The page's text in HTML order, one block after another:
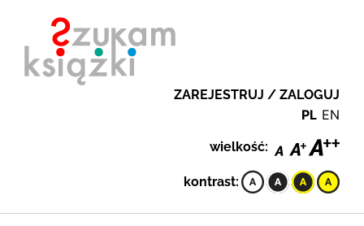
ZAREJESTRUJ / ZALOGUJ
PL EN
wielkość:
kontrast: